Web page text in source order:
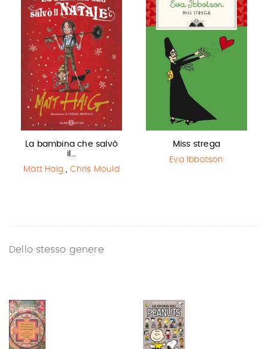
La bambina che salvò
il…
Matt Haig , Chris Mould
Miss strega
Eva Ibbotson
Dello stesso genere